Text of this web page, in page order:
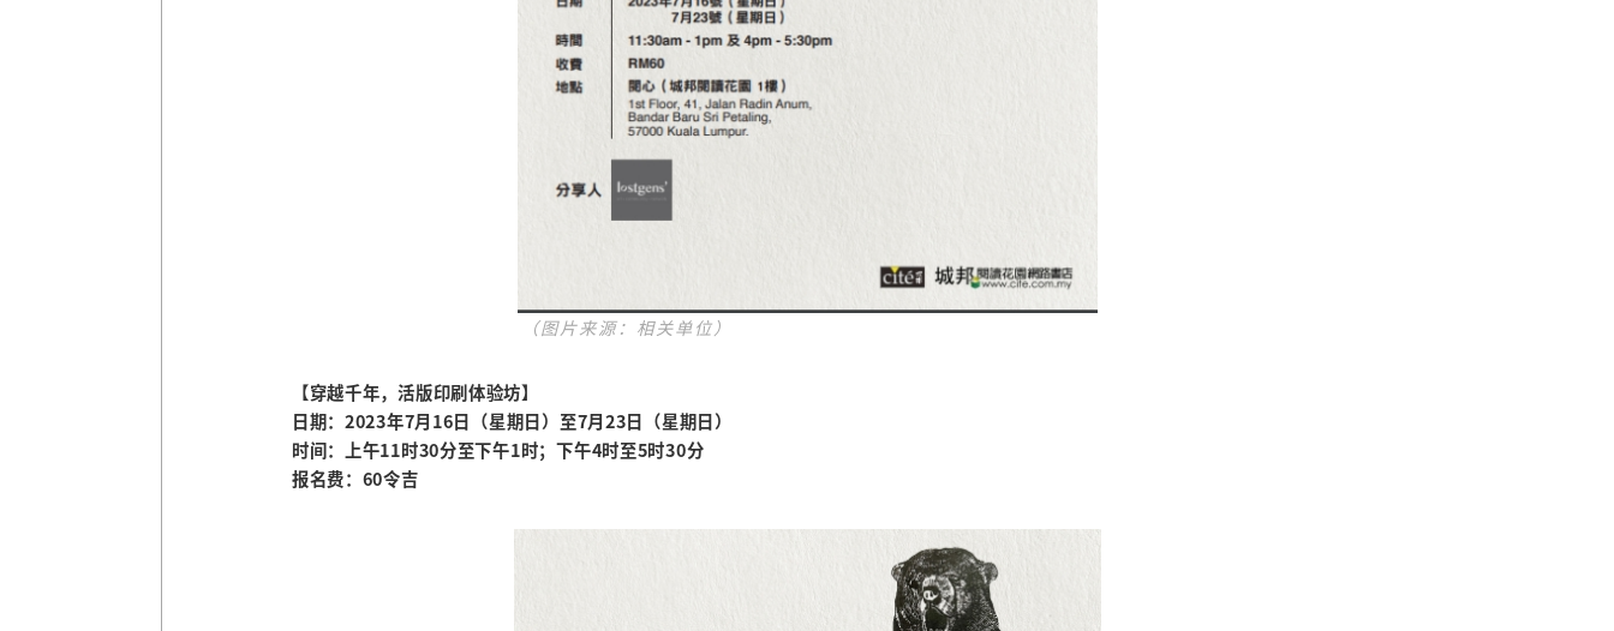
（图片来源：相关单位）
【穿越千年，活版印刷体验坊】
日期：2023年7月16日（星期日）至7月23日（星期日）
时间：上午11时30分至下午1时；下午4时至5时30分
报名费：60令吉